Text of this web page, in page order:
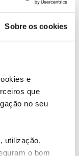
Sobre os cookies
e
que
no seu
utilização,
o bom